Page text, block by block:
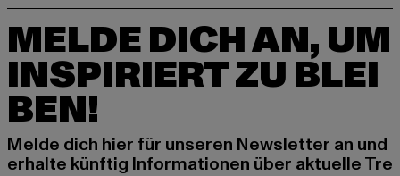
MELDE DICH AN, UM
INSPIRIERT ZU BLEI
BEN!
Melde dich hier für unseren Newsletter an und
erhalte künftig Informationen über aktuelle Tre